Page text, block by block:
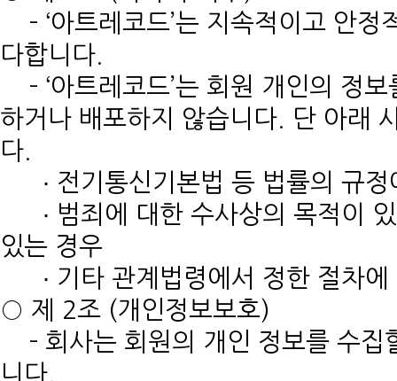
- ‘아트레코드’는 지속적이고 안정
다합니다.
- ‘아트레코드’는 회원 개인의 정
하거나 배포하지 않습니다. 단 아래
다.
∙ 전기통신기본법 등 법률의 규정
∙ 범죄에 대한 수사상의 목적이
있는 경우
∙ 기타 관계법령에서 정한 절차에
○ 제 2조 (개인정보보호)
- 회사는 회원의 개인 정보를 수집
니다.